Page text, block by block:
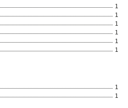
1
1
1
1
1
1
1
1